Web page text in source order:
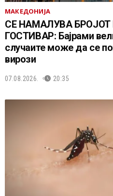
МАКЕДОНИЈА
СЕ НАМАЛУВА
ГОСТИВАР: Бајрами
случаите може да се
вирози
07.08.2026. 20:35